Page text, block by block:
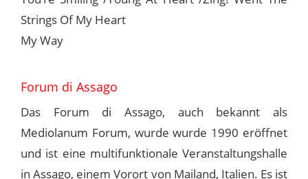
Strings Of My Heart
My Way
Forum di Assago
Das Forum di Assago, auch bekannt als
Mediolanum Forum, wurde wurde 1990 eröffnet
und ist eine multifunktionale Veranstaltungshalle
in Assago, einem Vorort von Mailand, Italien. Es ist